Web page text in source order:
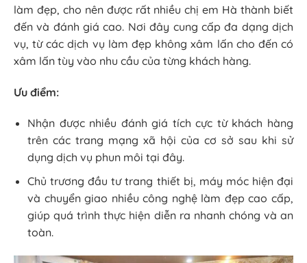
làm đẹp, cho nên được rất nhiều chị em Hà thành biết
đến và đánh giá cao. Nơi đây cung cấp đa dạng dịch
vụ, từ các dịch vụ làm đẹp không xâm lấn cho đến có
xâm lấn tùy vào nhu cầu của từng khách hàng.
Ưu điểm:
Nhận được nhiều đánh giá tích cực từ khách hàng
trên các trang mạng xã hội của cơ sở sau khi sử
dụng dịch vụ phun môi tại đây.
Chủ trương đầu tư trang thiết bị, máy móc hiện đại
và chuyển giao nhiều công nghệ làm đẹp cao cấp,
giúp quá trình thực hiện diễn ra nhanh chóng và an
toàn.